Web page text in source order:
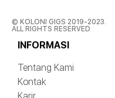
© KOLONI GIGS 2019-2023.
ALL RIGHTS RESERVED
INFORMASI
Tentang Kami
Kontak